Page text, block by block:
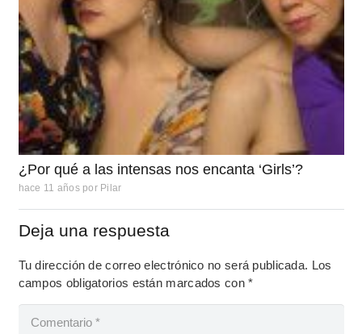
¿Por qué a las intensas nos encanta ‘Girls’?
hace 11 años por Pilar
Deja una respuesta
Tu dirección de correo electrónico no será publicada. Los
campos obligatorios están marcados con*